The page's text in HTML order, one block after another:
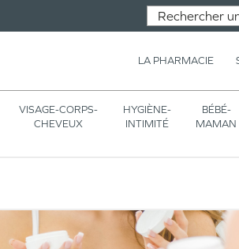
LA PHARMACIE
VISAGE-CORPS-
CHEVEUX
HYGIÈNE-
INTIMITÉ
BÉBÉ-
MAMAN